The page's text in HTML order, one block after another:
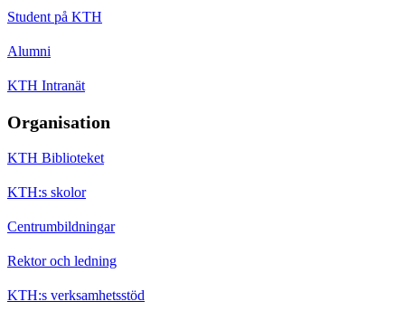
Student på KTH
Alumni
KTH Intranät
Organisation
KTH Biblioteket
KTH:s skolor
Centrumbildningar
Rektor och ledning
KTH:s verksamhetsstöd